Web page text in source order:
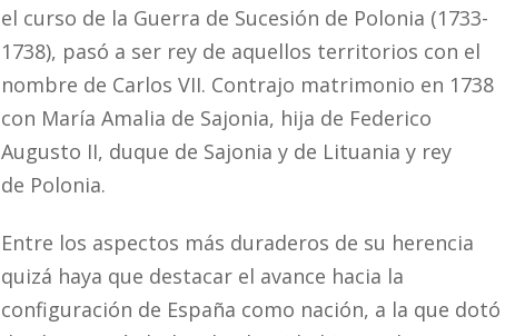
el curso de la Guerra de Sucesión de Polonia (1733-
1738), pasó a ser rey de aquellos territorios con el
nombre de Carlos VII. Contrajo matrimonio en 1738
con María Amalia de Sajonia, hija de Federico
Augusto II, duque de Sajonia y de Lituania y rey
de Polonia.
Entre los aspectos más duraderos de su herencia
quizá haya que destacar el avance hacia la
configuración de España como nación, a la que dotó